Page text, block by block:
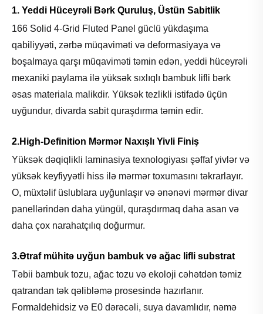
1. Yeddi Hüceyrəli Bərk Quruluş, Üstün Sabitlik
166 Solid 4-Grid Fluted Panel güclü yükdaşıma
qabiliyyəti, zərbə müqaviməti və deformasiyaya və
boşalmaya qarşı müqaviməti təmin edən, yeddi hüceyrəli
mexaniki paylama ilə yüksək sıxlıqlı bambuk lifli bərk
əsas materiala malikdir. Yüksək tezlikli istifadə üçün
uyğundur, divarda sabit quraşdırma təmin edir.
2.High-Definition Mərmər Naxışlı Yivli Finiş
Yüksək dəqiqlikli laminasiya texnologiyası şəffaf yivlər və
yüksək keyfiyyətli hiss ilə mərmər toxumasını təkrarlayır.
O, müxtəlif üslublara uyğunlaşır və ənənəvi mərmər divar
panellərindən daha yüngül, quraşdırmaq daha asan və
daha çox narahatçılıq doğurmur.
3.Ətraf mühitə uyğun bambuk və ağac lifli substrat
Təbii bambuk tozu, ağac tozu və ekoloji cəhətdən təmiz
qatrandan tək qəlibləmə prosesində hazırlanır.
Formaldehidsiz və E0 dərəcəli, suya davamlıdır, nəmə